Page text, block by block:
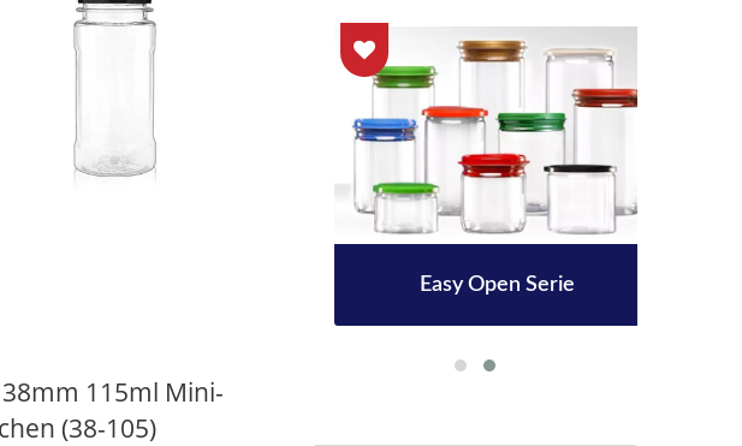
38mm 115ml Mini-
(38-105)
Easy Open Serie